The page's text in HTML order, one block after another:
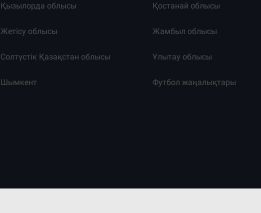
Қызылорда облысы Қостанай облысы
Жетісу облысы Жамбыл облысы
Солтүстік Қазақстан облысы Ұлытау облысы
Шымкент Футбол жаңалықтары